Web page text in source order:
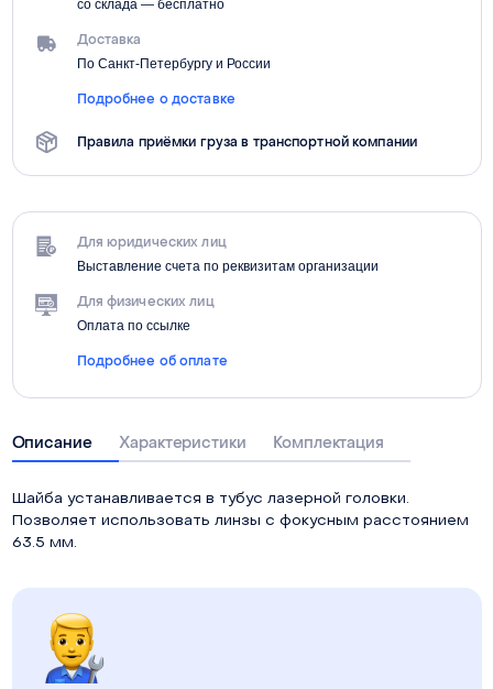
со склада — бесплатно
Доставка
По Санкт-Петербургу и России
Подробнее о доставке
Правила приёмки груза в транспортной компании
Для юридических лиц
Выставление счета по реквизитам организации
Для физических лиц
Оплата по ссылке
Подробнее об оплате
Описание Характеристики Комплектация
Шайба устанавливается в тубус лазерной головки.
Позволяет использовать линзы с фокусным расстоянием
63.5 мм.